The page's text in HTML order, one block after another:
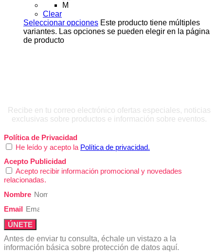
M
Clear
Seleccionar opciones Este producto tiene múltiples
variantes. Las opciones se pueden elegir en la página
de producto
Recibe en tu correo electrónico ofertas especiales, noticias
exclusivas sobre productos e información sobre eventos.
Política de Privacidad
He leído y acepto la Política de privacidad.
Acepto Publicidad
Acepto recibir información promocional y novedades
relacionadas.
Nombre
Email
ÚNETE
Antes de enviar tu consulta, échale un vistazo a la
información básica sobre protección de datos aquí.